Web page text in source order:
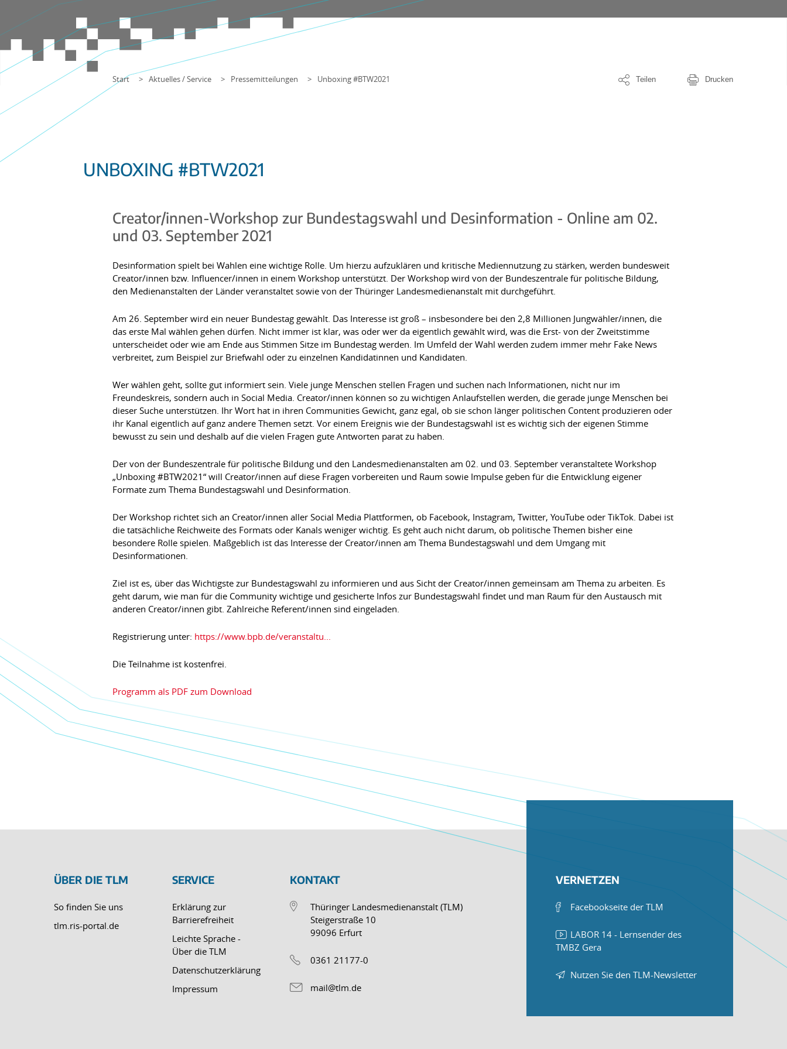
Start Aktuelles / Service Pressemitteilungen Unboxing #BTW2021 Teilen Drucken
UNBOXING #BTW2021
Creator/innen-Workshop zur Bundestagswahl und Desinformation - Online am 02.
und 03. September 2021
Desinformation spielt bei Wahlen eine wichtige Rolle. Um hierzu aufzuklären und kritische Mediennutzung zu stärken, werden bundesweit
Creator/innen bzw. Influencer/innen in einem Workshop unterstützt. Der Workshop wird von der Bundeszentrale für politische Bildung,
den Medienanstalten der Länder veranstaltet sowie von der Thüringer Landesmedienanstalt mit durchgeführt.
Am 26. September wird ein neuer Bundestag gewählt. Das Interesse ist groß – insbesondere bei den 2,8 Millionen Jungwähler/innen, die
das erste Mal wählen gehen dürfen. Nicht immer ist klar, was oder wer da eigentlich gewählt wird, was die Erst- von der Zweitstimme
unterscheidet oder wie am Ende aus Stimmen Sitze im Bundestag werden. Im Umfeld der Wahl werden zudem immer mehr Fake News
verbreitet, zum Beispiel zur Briefwahl oder zu einzelnen Kandidatinnen und Kandidaten.
Wer wählen geht, sollte gut informiert sein. Viele junge Menschen stellen Fragen und suchen nach Informationen, nicht nur im
Freundeskreis, sondern auch in Social Media. Creator/innen können so zu wichtigen Anlaufstellen werden, die gerade junge Menschen bei
dieser Suche unterstützen. Ihr Wort hat in ihren Communities Gewicht, ganz egal, ob sie schon länger politischen Content produzieren oder
ihr Kanal eigentlich auf ganz andere Themen setzt. Vor einem Ereignis wie der Bundestagswahl ist es wichtig sich der eigenen Stimme
bewusst zu sein und deshalb auf die vielen Fragen gute Antworten parat zu haben.
Der von der Bundeszentrale für politische Bildung und den Landesmedienanstalten am 02. und 03. September veranstaltete Workshop
„Unboxing #BTW2021“ will Creator/innen auf diese Fragen vorbereiten und Raum sowie Impulse geben für die Entwicklung eigener
Formate zum Thema Bundestagswahl und Desinformation.
Der Workshop richtet sich an Creator/innen aller Social Media Plattformen, ob Facebook, Instagram, Twitter, YouTube oder TikTok. Dabei ist
die tatsächliche Reichweite des Formats oder Kanals weniger wichtig. Es geht auch nicht darum, ob politische Themen bisher eine
besondere Rolle spielen. Maßgeblich ist das Interesse der Creator/innen am Thema Bundestagswahl und dem Umgang mit
Desinformationen.
Ziel ist es, über das Wichtigste zur Bundestagswahl zu informieren und aus Sicht der Creator/innen gemeinsam am Thema zu arbeiten. Es
geht darum, wie man für die Community wichtige und gesicherte Infos zur Bundestagswahl findet und man Raum für den Austausch mit
anderen Creator/innen gibt. Zahlreiche Referent/innen sind eingeladen.
Registrierung unter: https://www.bpb.de/veranstaltu...
Die Teilnahme ist kostenfrei.
Programm als PDF zum Download
ÜBER DIE TLM
So finden Sie uns
tlm.ris-portal.de
SERVICE
Erklärung zur
Barrierefreiheit
Leichte Sprache -
Über die TLM
Datenschutzerklärung
Impressum
KONTAKT
Thüringer Landesmedienanstalt (TLM)
Steigerstraße 10
99096 Erfurt
0361 21177-0
mail@tlm.de
VERNETZEN
Facebookseite der TLM
LABOR 14 - Lernsender des
TMBZ Gera
Nutzen Sie den TLM-Newsletter